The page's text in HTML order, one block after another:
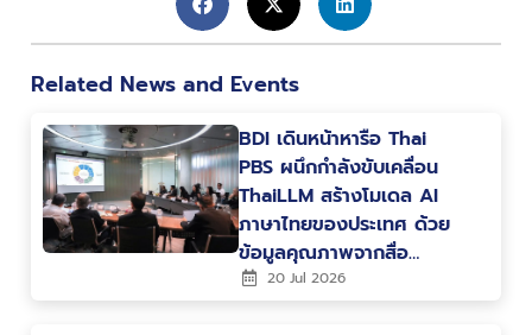
Related News and Events
BDI เดินหน้าหารือ Thai
PBS ผนึกกำลังขับเคลื่อน
ThaiLLM สร้างโมเดล AI
ภาษาไทยของประเทศ ด้วย
ข้อมูลคุณภาพจากสื่อ
สาธารณะ
20 Jul 2026